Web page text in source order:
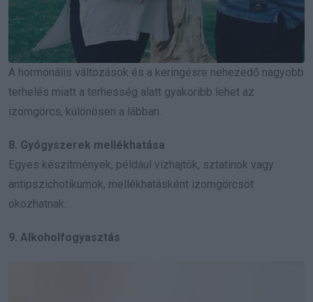
A hormonális változások és a keringésre nehezedő nagyobb
terhelés miatt a terhesség alatt gyakoribb lehet az
izomgörcs, különösen a lábban.
8. Gyógyszerek mellékhatása
Egyes készítmények, például vízhajtók, sztatinok vagy
antipszichotikumok, mellékhatásként izomgörcsöt
okozhatnak.
9. Alkoholfogyasztás